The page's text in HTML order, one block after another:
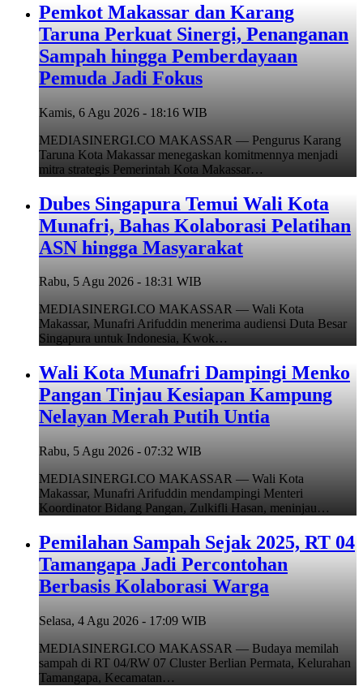
Pemkot Makassar dan Karang
Taruna Perkuat Sinergi, Penanganan
Sampah hingga Pemberdayaan
Pemuda Jadi Fokus
Kamis, 6 Agu 2026 - 18:16 WIB
MEDIASINERGI.CO MAKASSAR — Pengurus Karang
Taruna Kota Makassar menegaskan komitmennya menjadi
mitra strategis Pemerintah Kota Makassar…
Dubes Singapura Temui Wali Kota
Munafri, Bahas Kolaborasi Pelatihan
ASN hingga Masyarakat
Rabu, 5 Agu 2026 - 18:31 WIB
MEDIASINERGI.CO MAKASSAR — Wali Kota
Makassar, Munafri Arifuddin menerima audiensi Duta Besar
Singapura untuk Indonesia, Kwok…
Wali Kota Munafri Dampingi Menko
Pangan Tinjau Kesiapan Kampung
Nelayan Merah Putih Untia
Rabu, 5 Agu 2026 - 07:32 WIB
MEDIASINERGI.CO MAKASSAR — Wali Kota
Makassar, Munafri Arifuddin mendampingi Menteri
Koordinator Bidang Pangan, Zulkifli Hasan, meninjau…
Pemilahan Sampah Sejak 2025, RT 04
Tamangapa Jadi Percontohan
Berbasis Kolaborasi Warga
Selasa, 4 Agu 2026 - 17:09 WIB
MEDIASINERGI.CO MAKASSAR — Budaya memilah
sampah di RT 04/RW 07 Cluster Berlian Permata, Kelurahan
Tamangapa, Kecamatan…